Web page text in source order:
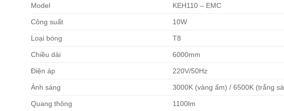
Model
KEH110 – EMC
Công suất 10W
Loại bóng T8
Chiều dài 6000mm
Điện áp 220V/50Hz
Ánh sáng 3000K (vàng ấm) / 6500K (trắng
Quang thông 1100lm